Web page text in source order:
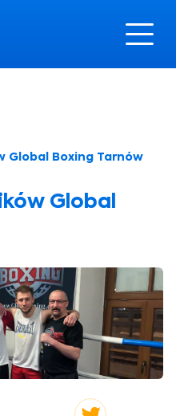
Global Boxing Tarnów
Global